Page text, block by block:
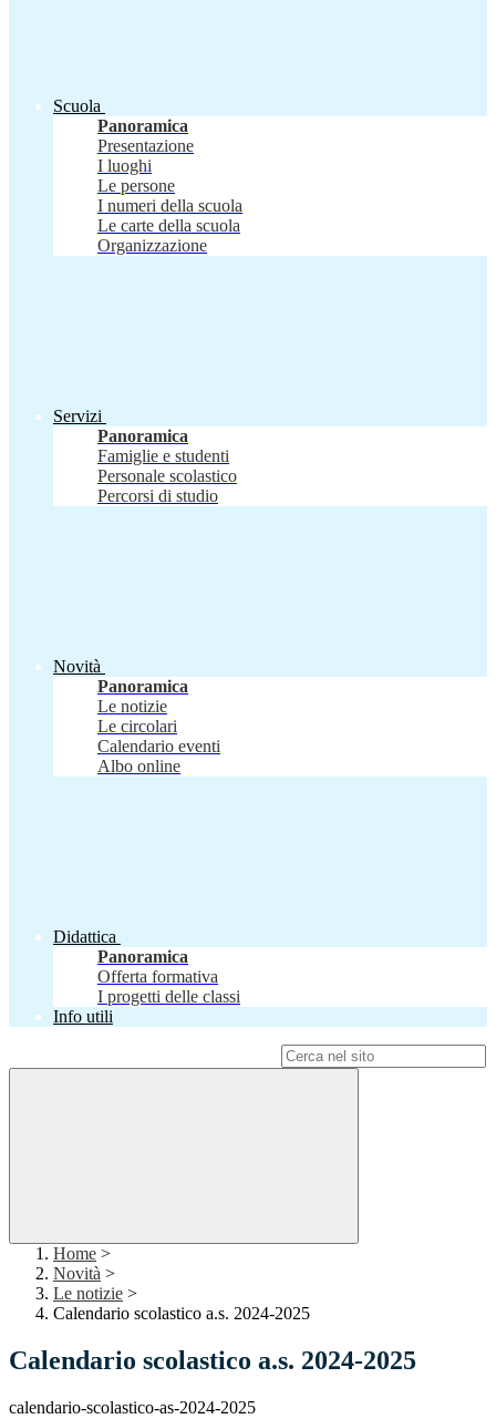
Scuola
Panoramica
Presentazione
I luoghi
Le persone
I numeri della scuola
Le carte della scuola
Organizzazione
Servizi
Panoramica
Famiglie e studenti
Personale scolastico
Percorsi di studio
Novità
Panoramica
Le notizie
Le circolari
Calendario eventi
Albo online
Didattica
Panoramica
Offerta formativa
I progetti delle classi
Info utili
Home >
Novità >
Le notizie >
Calendario scolastico a.s. 2024-2025
Calendario scolastico a.s. 2024-2025
calendario-scolastico-as-2024-2025